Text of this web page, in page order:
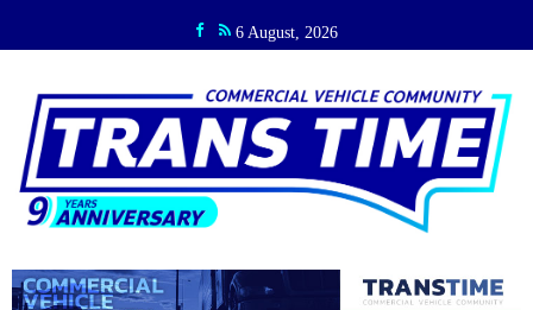
6 August, 2026